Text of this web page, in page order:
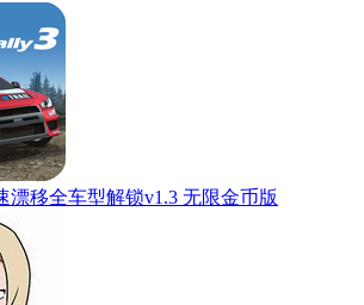
漂移全车型解锁v1.3 无限金币版